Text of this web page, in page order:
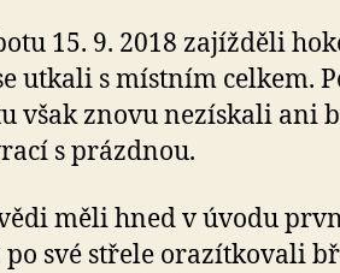
15. 9. 2018 zajížděli
utkali s místním celkem.
však znovu nezískali ani
s prázdnou.
měli hned v úvodu
své střele orazítkovali